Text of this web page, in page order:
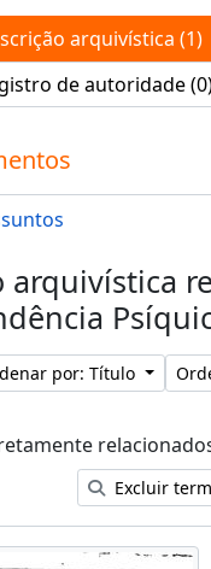
arquivística (1)
de autoridade
arquivística
por: Título
Excluir